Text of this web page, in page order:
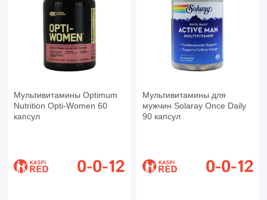
Мультивитамины Optimum
Nutrition Opti-Women 60
капсул
Мультивитамины для
мужчин Solaray Once Daily
90 капсул